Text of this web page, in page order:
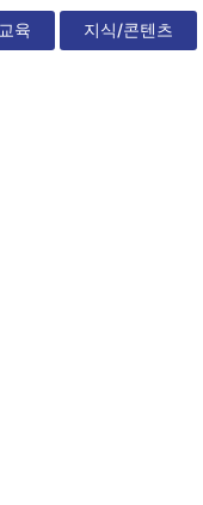
육 지식/콘텐츠